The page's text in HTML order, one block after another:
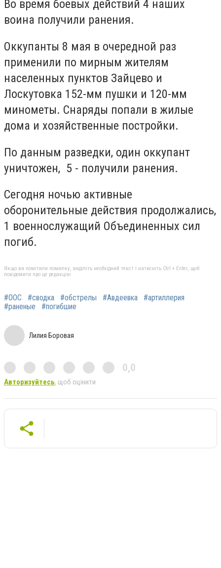
Во время боевых действий 4 наших
воина получили ранения.
Оккупанты 8 мая в очередной раз
применили по мирным жителям
населенных пунктов Зайцево и
Лоскутовка 152-мм пушки и 120-мм
минометы. Снаряды попали в жилые
дома и хозяйственные постройки.
По данным разведки, один оккупант
уничтожен, 5 - получили ранения.
Сегодня ночью активные
оборонительные действия продолжались,
1 военнослужащий Объединенных сил
погиб.
Якщо ви помітили помилку, виділіть необхідний текст і натисніть Ctrl + Enter, щоб
повідомити про це редакцію
#ООС #сводка #обстрелы #Авдеевка
#артиллерия
#раненые
#погибшие
Лилия Боровая
0,0
Авторизуйтесь, щоб оцінити